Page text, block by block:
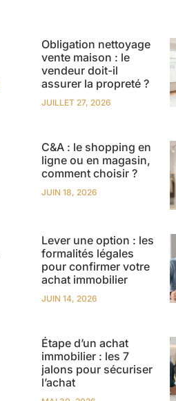
Obligation nettoyage
vente maison : le
vendeur doit-il
assurer la propreté ?
JUILLET 27, 2026
C&A : le shopping en
ligne ou en magasin,
comment choisir ?
JUIN 18, 2026
Lever une option : les
formalités légales
pour confirmer votre
achat immobilier
JUIN 14, 2026
Étape d’un achat
immobilier : les 7
jalons pour sécuriser
l’achat